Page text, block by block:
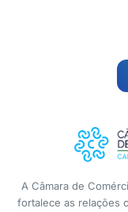
A Câmara de
fortalece as relações